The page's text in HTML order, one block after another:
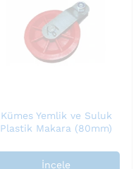
Kümes Yemlik ve Suluk
Plastik Makara (80mm)
İncele